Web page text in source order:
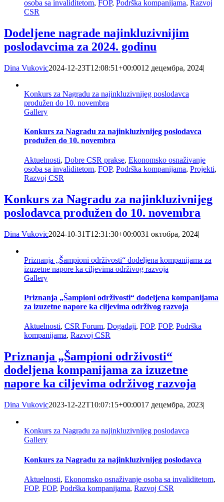
osoba sa invaliditetom, FOP, Podrška kompanijama, Razvoj
CSR
Dodeljene nagrade najinkluzivnijim
poslodavcima za 2024. godinu
Dina Vukovic2024-12-23T12:08:51+00:0012 децембра, 2024|
Konkurs za Nagradu za najinkluzivnijeg poslodavca
produžen do 10. novembra
Gallery
Konkurs za Nagradu za najinkluzivnijeg poslodavca
produžen do 10. novembra
Aktuelnosti, Dobre CSR prakse, Ekonomsko osnaživanje
osoba sa invaliditetom, FOP, Podrška kompanijama, Projekti,
Razvoj CSR
Konkurs za Nagradu za najinkluzivnijeg
poslodavca produžen do 10. novembra
Dina Vukovic2024-10-31T12:31:30+00:0031 октобра, 2024|
Priznanja „Šampioni održivosti“ dodeljena kompanijama za
izuzetne napore ka ciljevima održivog razvoja
Gallery
Priznanja „Šampioni održivosti“ dodeljena kompanijama
za izuzetne napore ka ciljevima održivog razvoja
Aktuelnosti, CSR Forum, Događaji, FOP, FOP, Podrška
kompanijama, Razvoj CSR
Priznanja „Šampioni održivosti“
dodeljena kompanijama za izuzetne
napore ka ciljevima održivog razvoja
Dina Vukovic2023-12-22T10:07:15+00:0017 децембра, 2023|
Konkurs za Nagradu za najinkluzivnijeg poslodavca
Gallery
Konkurs za Nagradu za najinkluzivnijeg poslodavca
Aktuelnosti, Ekonomsko osnaživanje osoba sa invaliditetom,
FOP, FOP, Podrška kompanijama, Razvoj CSR